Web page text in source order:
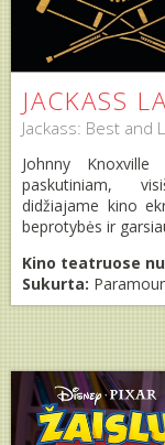
JACKASS
Jackass: Best and
Johnny
paskutiniam,
didžiajame kino
beprotybės ir
Kino teatruose
Sukurta: